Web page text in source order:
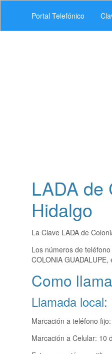
Portal Telefónico
LADA de
Hidalgo
La Clave LADA de
Los números de
COLONIA
Como
Llamada local:
Marcación a teléfono
Marcación a Celular: 10